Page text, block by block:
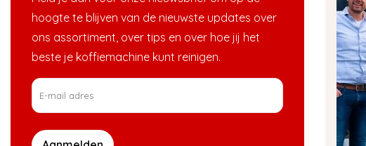
hoogte te blijven van de nieuwste updates over
ons assortiment, over tips en over hoe jij het
beste je koffiemachine kunt reinigen.